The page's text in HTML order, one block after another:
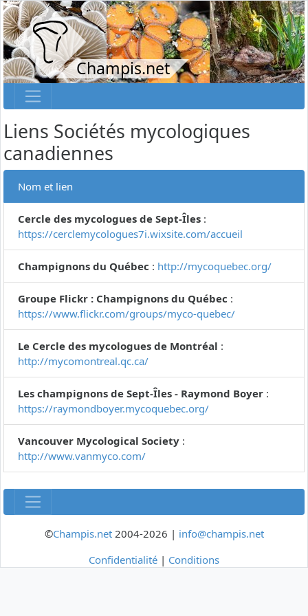
Champis.net
Liens Sociétés mycologiques
canadiennes
Nom et lien
Cercle des mycologues de Sept-Îles :
https://cerclemycologues7i.wixsite.com/accueil
Champignons du Québec : http://mycoquebec.org/
Groupe Flickr : Champignons du Québec :
https://www.flickr.com/groups/myco-quebec/
Le Cercle des mycologues de Montréal :
http://mycomontreal.qc.ca/
Les champignons de Sept-Îles - Raymond Boyer :
https://raymondboyer.mycoquebec.org/
Vancouver Mycological Society :
http://www.vanmyco.com/
©Champis.net2004-2026 | info@champis.net
Confidentialité | Conditions